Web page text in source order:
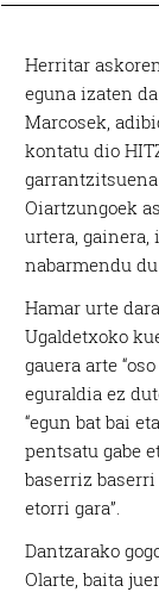
Herritar
eguna izaten
Marcosek,
kontatu dio
Oiartzungoek
urtera,
nabarmendu
Hamar urte
Ugaldetxoko
gauera arte
eguraldia ez
“egun bat bai
pentsatu gabe
baserriz
etorri gara”.
Dantzarako
Olarte, baita